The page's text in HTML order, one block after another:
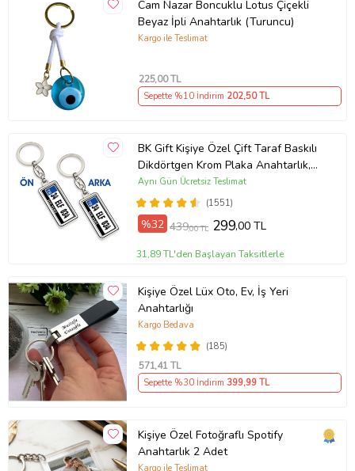
Cam Nazar Boncuklu Lotus Çiçekli
Beyaz İpli Anahtarlık (Turuncu)
Kargo ile Teslimat
225,00 TL
Sepette %10 İndirim 202,50 TL
BK Gift Kişiye Özel Çift Taraf Baskılı
Dikdörtgen Krom Plaka Anahtarlık,
Babaya Hediye, Sevgiliye, Arkadaşa
Hediye, Doğum Günü Hediyesi
(1551)
Aynı Gün Ücretsiz Teslimat
%32 439,00 TL 299,00 TL
31,89 TL'den Başlayan Taksitlerle
Kişiye Özel Lüx Oto, Ev, İş Yeri
Anahtarlığı
(185)
Kargo Bedava
571,41 TL
Sepette %30 İndirim 399,99 TL
Kişiye Özel Fotoğraflı Spotify
Anahtarlık 2 Adet
Kargo ile Teslimat